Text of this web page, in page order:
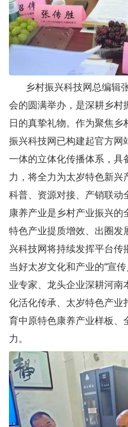
乡村振兴科技网总编辑张
会的圆满举办，是深耕乡村
日的真挚礼物。作为聚焦
振兴科技网已构建起官方网
一体的立体化传播体系，具
力，将全力为太岁特色新兴
科普、资源对接、产销联动
康养产业是乡村产业振兴的
特色产业提质增效、出圈发
兴科技网将持续发挥平台传
当好太岁文化和产业的“宣
业专家、龙头企业深耕河南
化活化传承、太岁特色产业
育中原特色康养产业样板、
力。